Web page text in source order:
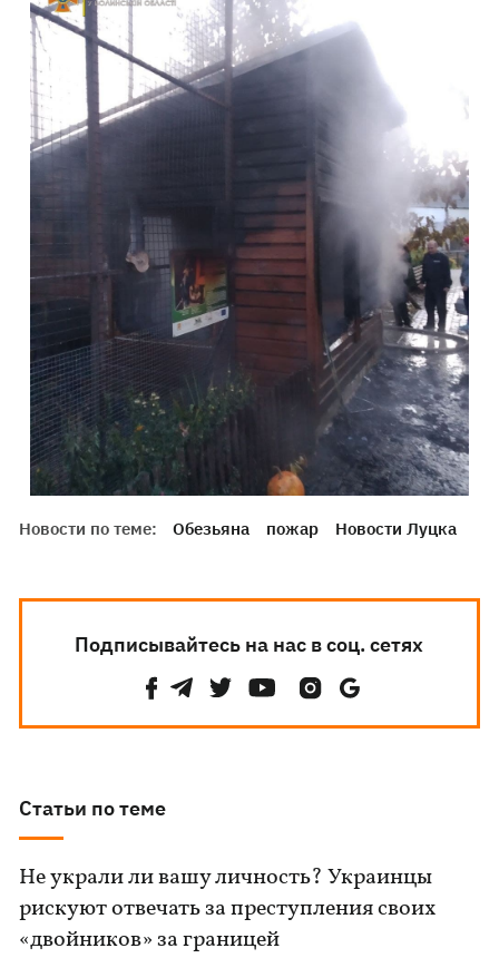
Новости по теме: Обезьяна пожар Новости Луцка
Подписывайтесь на нас в соц. сетях
Статьи по теме
Не украли ли вашу личность? Украинцы
рискуют отвечать за преступления своих
«двойников» за границей